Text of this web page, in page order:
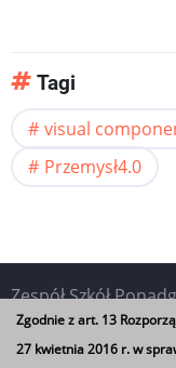
Tagi
visual
Przemysł4.0
Zespół Szkół
Kołakowskiego w
zastrzeżone.
Zgodnie z art. 13
27 kwietnia 2016 r. w